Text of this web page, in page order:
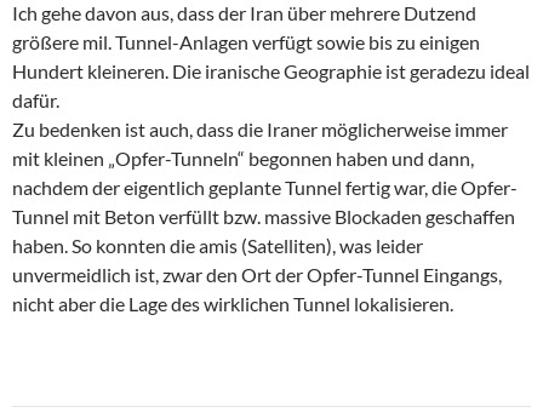
Ich gehe davon aus, dass der Iran über mehrere Dutzend
größere mil. Tunnel-Anlagen verfügt sowie bis zu einigen
Hundert kleineren. Die iranische Geographie ist geradezu ideal
dafür.
Zu bedenken ist auch, dass die Iraner möglicherweise immer
mit kleinen „Opfer-Tunneln“ begonnen haben und dann,
nachdem der eigentlich geplante Tunnel fertig war, die Opfer-
Tunnel mit Beton verfüllt bzw. massive Blockaden geschaffen
haben. So konnten die amis (Satelliten), was leider
unvermeidlich ist, zwar den Ort der Opfer-Tunnel Eingangs,
nicht aber die Lage des wirklichen Tunnel lokalisieren.